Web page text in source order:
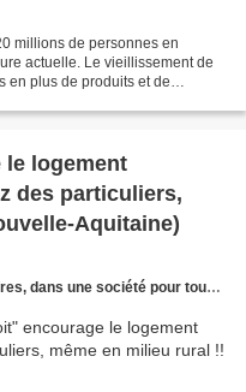
millions de personnes en
actuelle. Le vieillissement de
en plus de produits et de
logement
des particuliers,
Aquitaine)
une société pour tous les âges